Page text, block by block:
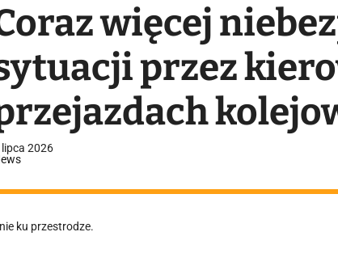
więcej
przez
w II
lipca 2026
ku przestrodze.